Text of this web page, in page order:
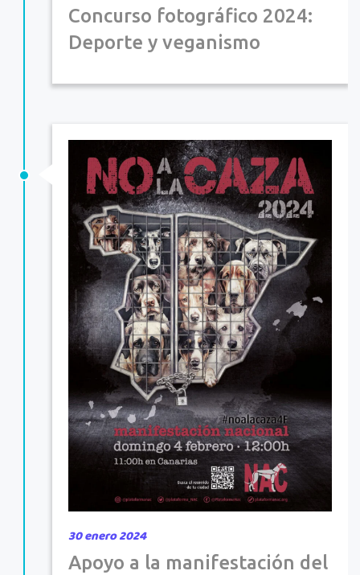
Concurso fotográfico 2024:
Deporte y veganismo
30 enero 2024
Apoyo a la manifestación del